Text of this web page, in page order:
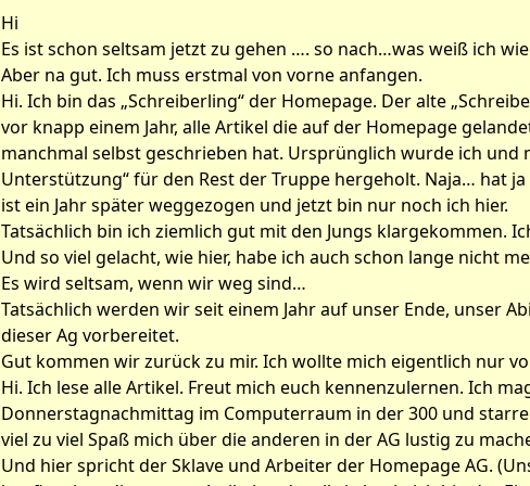
Hi
Es ist schon seltsam jetzt zu gehen …. so nach…was weiß ich wie
Aber na gut. Ich muss erstmal von vorne anfangen.
Hi. Ich bin das „Schreiberling“ der Homepage. Der alte
vor knapp einem Jahr, alle Artikel die auf der Homepage
manchmal selbst geschrieben hat. Ursprünglich wurde ich und
Unterstützung“ für den Rest der Truppe hergeholt. Naja… hat
ist ein Jahr später weggezogen und jetzt bin nur noch ich hier.
Tatsächlich bin ich ziemlich gut mit den Jungs klargekommen.
Und so viel gelacht, wie hier, habe ich auch schon lange nicht
Es wird seltsam, wenn wir weg sind…
Tatsächlich werden wir seit einem Jahr auf unser Ende, unser
dieser Ag vorbereitet.
Gut kommen wir zurück zu mir. Ich wollte mich eigentlich nur
Hi. Ich lese alle Artikel. Freut mich euch kennenzulernen. Ich
Donnerstagnachmittag im Computerraum in der 300 und
viel zu viel Spaß mich über die anderen in der AG lustig zu
Und hier spricht der Sklave und Arbeiter der Homepage AG.